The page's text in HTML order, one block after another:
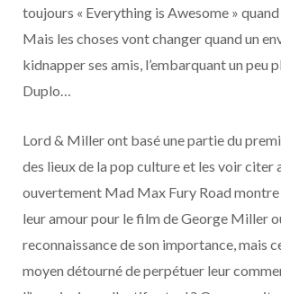
toujours « Everything is Awesome » quand
Mais les choses vont changer quand un
kidnapper ses amis, l’embarquant un peu
Duplo…
Lord & Miller ont basé une partie du
des lieux de la pop culture et les voir citer
ouvertement Mad Max Fury Road
leur amour pour le film de George Miller
reconnaissance de son importance, mais
moyen détourné de perpétuer leur